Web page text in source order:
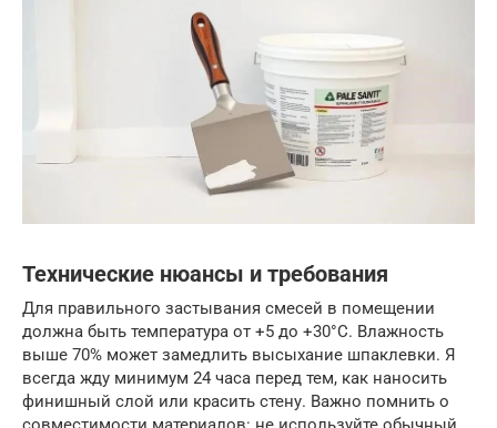
Технические нюансы и требования
Для правильного застывания смесей в помещении
должна быть температура от +5 до +30°C. Влажность
выше 70% может замедлить высыхание шпаклевки. Я
всегда жду минимум 24 часа перед тем, как наносить
финишный слой или красить стену. Важно помнить о